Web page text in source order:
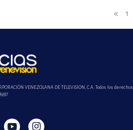
« 1
VENEZOLANA DE TELEVISION, C.A. Todos los derechos